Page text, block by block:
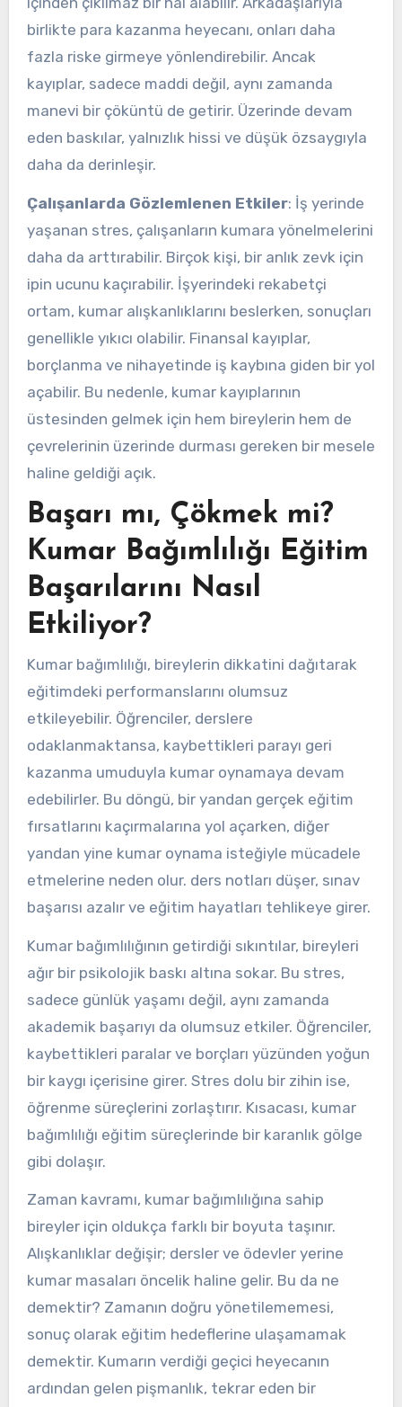
birlikte para kazanma heyecanı, onları daha
fazla riske girmeye yönlendirebilir. Ancak
kayıplar, sadece maddi değil, aynı zamanda
manevi bir çöküntü de getirir. Üzerinde devam
eden baskılar, yalnızlık hissi ve düşük özsaygıyla
daha da derinleşir.
Çalışanlarda Gözlemlenen Etkiler: İş yerinde
yaşanan stres, çalışanların kumara yönelmelerini
daha da arttırabilir. Birçok kişi, bir anlık zevk için
ipin ucunu kaçırabilir. İşyerindeki rekabetçi
ortam, kumar alışkanlıklarını beslerken, sonuçları
genellikle yıkıcı olabilir. Finansal kayıplar,
borçlanma ve nihayetinde iş kaybına giden bir yol
açabilir. Bu nedenle, kumar kayıplarının
üstesinden gelmek için hem bireylerin hem de
çevrelerinin üzerinde durması gereken bir mesele
haline geldiği açık.
Başarı mı, Çökmek mi?
Kumar Bağımlılığı Eğitim
Başarılarını Nasıl
Etkiliyor?
Kumar bağımlılığı, bireylerin dikkatini dağıtarak
eğitimdeki performanslarını olumsuz
etkileyebilir. Öğrenciler, derslere
odaklanmaktansa, kaybettikleri parayı geri
kazanma umuduyla kumar oynamaya devam
edebilirler. Bu döngü, bir yandan gerçek eğitim
fırsatlarını kaçırmalarına yol açarken, diğer
yandan yine kumar oynama isteğiyle mücadele
etmelerine neden olur. ders notları düşer, sınav
başarısı azalır ve eğitim hayatları tehlikeye girer.
Kumar bağımlılığının getirdiği sıkıntılar, bireyleri
ağır bir psikolojik baskı altına sokar. Bu stres,
sadece günlük yaşamı değil, aynı zamanda
akademik başarıyı da olumsuz etkiler. Öğrenciler,
kaybettikleri paralar ve borçları yüzünden yoğun
bir kaygı içerisine girer. Stres dolu bir zihin ise,
öğrenme süreçlerini zorlaştırır. Kısacası, kumar
bağımlılığı eğitim süreçlerinde bir karanlık gölge
gibi dolaşır.
Zaman kavramı, kumar bağımlılığına sahip
bireyler için oldukça farklı bir boyuta taşınır.
Alışkanlıklar değişir; dersler ve ödevler yerine
kumar masaları öncelik haline gelir. Bu da ne
demektir? Zamanın doğru yönetilememesi,
sonuç olarak eğitim hedeflerine ulaşamamak
demektir. Kumarın verdiği geçici heyecanın
ardından gelen pişmanlık, tekrar eden bir